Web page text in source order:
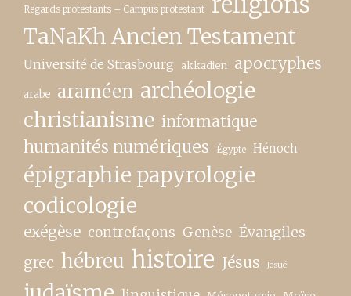
Regards protestants – Campus protestant
TaNaKh Ancien Testament
Université de Strasbourg akkadien apocryphes
arabe araméen archéologie
christianisme informatique
humanités numériques Égypte Hénoch
épigraphie papyrologie
codicologie
exégèse contrefaçons Genèse Évangiles
grec hébreu histoire Jésus Josué